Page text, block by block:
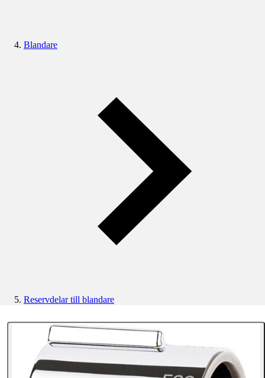
Blandare
Reservdelar till blandare